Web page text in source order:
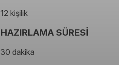
12 kişilik
HAZIRLAMA SÜRESİ
30 dakika